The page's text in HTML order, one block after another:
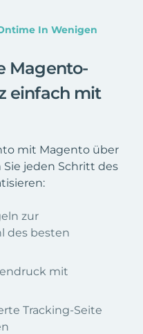
In Wenigen
Magento-
einfach mit
mit Magento über
jeden Schritt des
zur
des besten
mit
Tracking-Seite